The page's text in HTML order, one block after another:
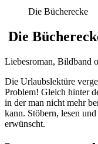
Die Bücherecke
Die
Liebesroman, Bildband
Die Urlaubslektüre
Problem! Gleich hinter
in der man nicht mehr
kann. Stöbern, lesen
erwünscht.